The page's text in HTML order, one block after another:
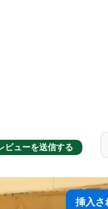
ビューを送信する
挿入さ